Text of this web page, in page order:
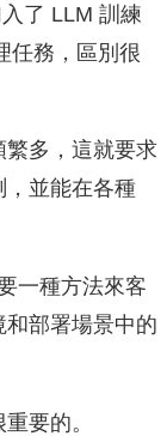
了 LLM 訓練
任務，區別很
多，這就要求
，並能在各種
一種方法來客
部署場景中的
要的。